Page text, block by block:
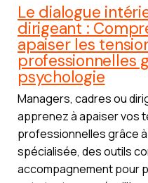
Le dialogue
dirigeant :
apaiser les
professionnelles
psychologie
Managers, cadres ou
apprenez à apaiser vos
professionnelles grâce
spécialisée, des outils
accompagnement pour